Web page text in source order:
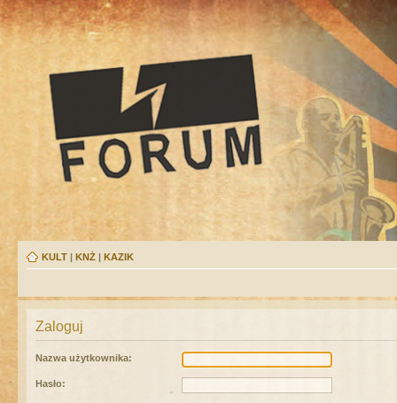
KULT | KNŻ | KAZIK
Zaloguj
Nazwa użytkownika:
Hasło: